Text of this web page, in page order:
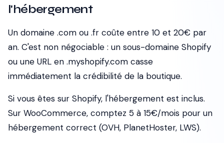
l'hébergement
Un domaine .com ou .fr coûte entre 10 et 20€ par
an. C'est non négociable : un sous-domaine Shopify
ou une URL en .myshopify.com casse
immédiatement la crédibilité de la boutique.
Si vous êtes sur Shopify, l'hébergement est inclus.
Sur WooCommerce, comptez 5 à 15€/mois pour un
hébergement correct (OVH, PlanetHoster, LWS).